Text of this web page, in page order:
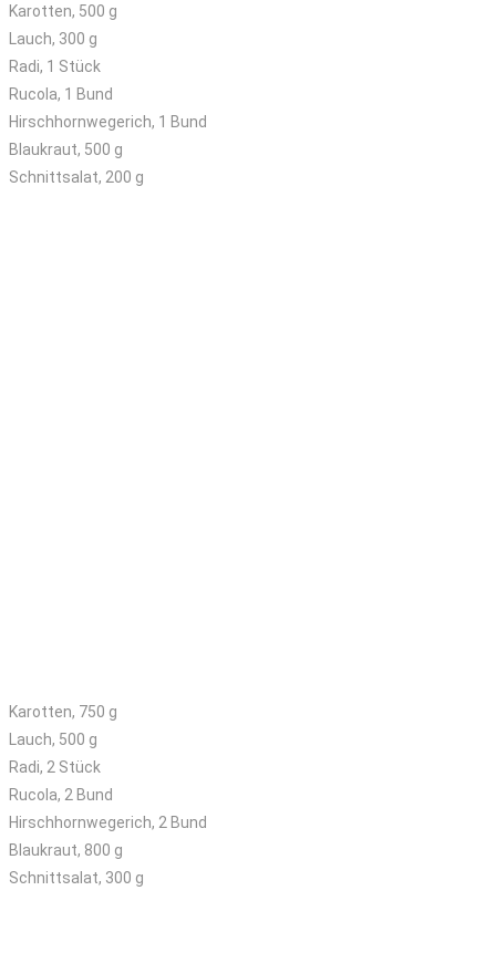
Karotten, 500 g
Lauch, 300 g
Radi, 1 Stück
Rucola, 1 Bund
Hirschhornwegerich, 1 Bund
Blaukraut, 500 g
Schnittsalat, 200 g
Karotten, 750 g
Lauch, 500 g
Radi, 2 Stück
Rucola, 2 Bund
Hirschhornwegerich, 2 Bund
Blaukraut, 800 g
Schnittsalat, 300 g